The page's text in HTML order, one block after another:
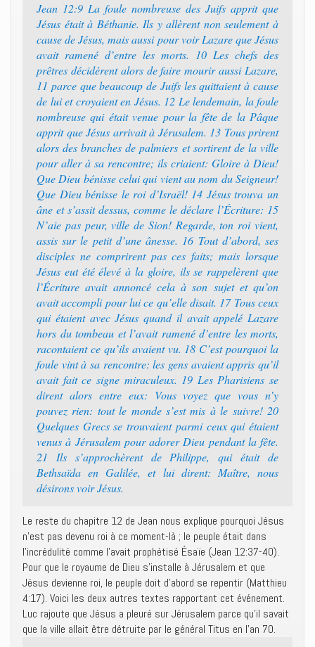
Jean 12:9 La foule nombreuse des Juifs apprit que
Jésus était à Béthanie. Ils y allèrent non seulement à
cause de Jésus, mais aussi pour voir Lazare que Jésus
avait ramené d’entre les morts. 10 Les chefs des
prêtres décidèrent alors de faire mourir aussi Lazare,
11 parce que beaucoup de Juifs les quittaient à cause
de lui et croyaient en Jésus. 12 Le lendemain, la foule
nombreuse qui était venue pour la fête de la Pâque
apprit que Jésus arrivait à Jérusalem. 13 Tous prirent
alors des branches de palmiers et sortirent de la ville
pour aller à sa rencontre; ils criaient: Gloire à Dieu!
Que Dieu bénisse celui qui vient au nom du Seigneur!
Que Dieu bénisse le roi d’Israël! 14 Jésus trouva un
âne et s’assit dessus, comme le déclare l’Écriture: 15
N’aie pas peur, ville de Sion! Regarde, ton roi vient,
assis sur le petit d’une ânesse. 16 Tout d’abord, ses
disciples ne comprirent pas ces faits; mais lorsque
Jésus eut été élevé à la gloire, ils se rappelèrent que
l’Écriture avait annoncé cela à son sujet et qu’on
avait accompli pour lui ce qu’elle disait. 17 Tous ceux
qui étaient avec Jésus quand il avait appelé Lazare
hors du tombeau et l’avait ramené d’entre les morts,
racontaient ce qu’ils avaient vu. 18 C’est pourquoi la
foule vint à sa rencontre: les gens avaient appris qu’il
avait fait ce signe miraculeux. 19 Les Pharisiens se
dirent alors entre eux: Vous voyez que vous n’y
pouvez rien: tout le monde s’est mis à le suivre! 20
Quelques Grecs se trouvaient parmi ceux qui étaient
venus à Jérusalem pour adorer Dieu pendant la fête.
21 Ils s’approchèrent de Philippe, qui était de
Bethsaïda en Galilée, et lui dirent: Maître, nous
désirons voir Jésus.
Le reste du chapitre 12 de Jean nous explique pourquoi Jésus
n’est pas devenu roi à ce moment-là ; le peuple était dans
l’incrédulité comme l’avait prophétisé Ésaïe (Jean 12:37-40).
Pour que le royaume de Dieu s’installe à Jérusalem et que
Jésus devienne roi, le peuple doit d’abord se repentir (Matthieu
4:17). Voici les deux autres textes rapportant cet événement.
Luc rajoute que Jésus a pleuré sur Jérusalem parce qu’il savait
que la ville allait être détruite par le général Titus en l’an 70.